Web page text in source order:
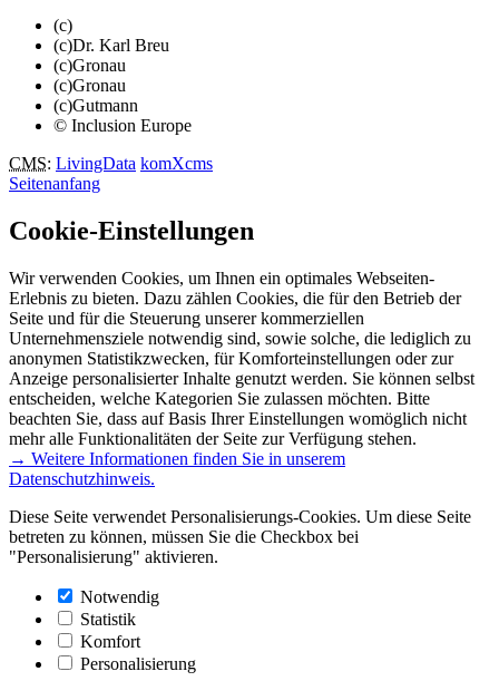
(c)
(c)Dr. Karl Breu
(c)Gronau
(c)Gronau
(c)Gutmann
© Inclusion Europe
CMS: LivingData komXcms
Seitenanfang
Cookie-Einstellungen
Wir verwenden Cookies, um Ihnen ein optimales Webseiten-
Erlebnis zu bieten. Dazu zählen Cookies, die für den Betrieb der
Seite und für die Steuerung unserer kommerziellen
Unternehmensziele notwendig sind, sowie solche, die lediglich zu
anonymen Statistikzwecken, für Komforteinstellungen oder zur
Anzeige personalisierter Inhalte genutzt werden. Sie können selbst
entscheiden, welche Kategorien Sie zulassen möchten. Bitte
beachten Sie, dass auf Basis Ihrer Einstellungen womöglich nicht
mehr alle Funktionalitäten der Seite zur Verfügung stehen.
→ Weitere Informationen finden Sie in unserem
Datenschutzhinweis.
Diese Seite verwendet Personalisierungs-Cookies. Um diese Seite
betreten zu können, müssen Sie die Checkbox bei
"Personalisierung" aktivieren.
Notwendig
Statistik
Komfort
Personalisierung